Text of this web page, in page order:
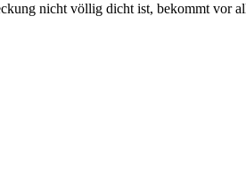
nicht völlig dicht ist, bekommt vor